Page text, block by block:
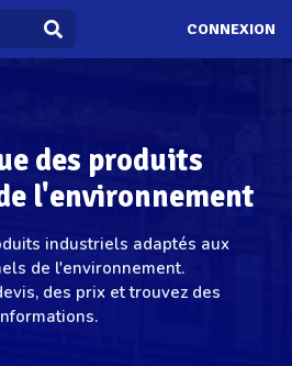
CONNEXION
des produits
l'environnement
industriels adaptés aux
de l'environnement.
des prix et trouvez des